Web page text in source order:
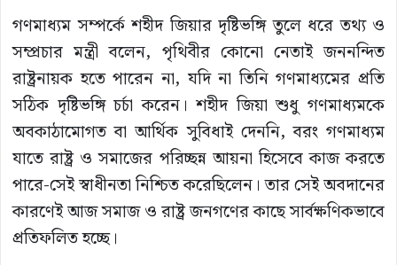
গণমাধ্যম সম্পর্কে শহীদ জিয়ার দৃষ্টিভঙ্গি তুলে ধরে তথ্য ও
সম্প্রচার মন্ত্রী বলেন, পৃথিবীর কোনো নেতাই জননন্দিত
রাষ্ট্রনায়ক হতে পারেন না, যদি না তিনি গণমাধ্যমের প্রতি
সঠিক দৃষ্টিভঙ্গি চর্চা করেন। শহীদ জিয়া শুধু গণমাধ্যমকে
অবকাঠামোগত বা আর্থিক সুবিধাই দেননি, বরং গণমাধ্যম
যাতে রাষ্ট্র ও সমাজের পরিচ্ছন্ন আয়না হিসেবে কাজ করতে
পারে-সেই স্বাধীনতা নিশ্চিত করেছিলেন। তার সেই অবদানের
কারণেই আজ সমাজ ও রাষ্ট্র জনগণের কাছে সার্বক্ষণিকভাবে
প্রতিফলিত হচ্ছে।